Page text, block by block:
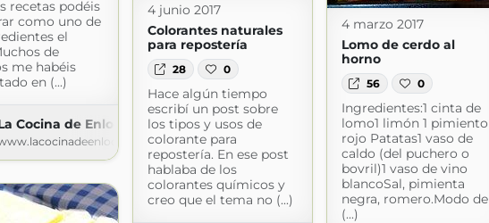
recetas podéis
como uno de
el
de
me habéis
en (...)
Cocina de Enloqui
4 junio 2017
Colorantes naturales
para repostería
28 0
Hace algún tiempo
escribí un post sobre
los tipos y usos de
colorante para
repostería. En ese post
hablaba de los
colorantes químicos y
creo que el tema no (...)
4 marzo 2017
Lomo de cerdo al
horno
56 0
Ingredientes:1 cinta de
lomo1 limón 1 pimiento
rojo Patatas1 vaso de
caldo (del puchero o
bovril)1 vaso de vino
blancoSal, pimienta
negra, romero.Modo de
(...)